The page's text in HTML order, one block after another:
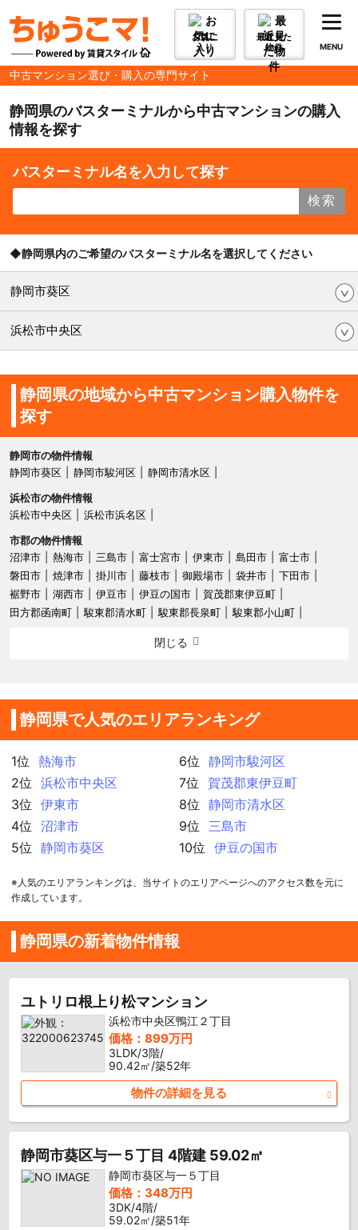
お気に
入り
最近見た
物件
MENU
中古マンション選び・購入の専門サイト
静岡県のバスターミナルから中古マンションの購入
情報を探す
バスターミナル名を入力して探す
検索
◆静岡県内のご希望のバスターミナル名を選択してください
静岡市葵区
浜松市中央区
静岡県の地域から中古マンション購入物件を
探す
静岡市の物件情報
静岡市葵区
静岡市駿河区
静岡市清水区
浜松市の物件情報
浜松市中央区
浜松市浜名区
市郡の物件情報
沼津市
熱海市 三島市 富士宮市 伊東市 島田市
富士市
磐田市
焼津市 掛川市 藤枝市 御殿場市 袋井市
下田市
裾野市
湖西市 伊豆市 伊豆の国市
賀茂郡東伊豆町
田方郡函南町
駿東郡清水町 駿東郡長泉町 駿東郡小山町
閉じる
静岡県で人気のエリアランキング
1位
熱海市
2位
浜松市中央区
3位
伊東市
4位
沼津市
5位
静岡市葵区
6位
静岡市駿河区
7位
賀茂郡東伊豆町
8位
静岡市清水区
9位
三島市
10位
伊豆の国市
※人気のエリアランキングは、当サイトのエリアページへのアクセス数を元に
作成しています。
静岡県の新着物件情報
ユトリロ根上り松マンション
浜松市中央区鴨江２丁目
価格：899万円
3LDK/3階/
90.42㎡/築52年
物件の詳細を見る
静岡市葵区与一５丁目 4階建 59.02㎡
静岡市葵区与一５丁目
価格：348万円
3DK/4階/
59.02㎡/築51年